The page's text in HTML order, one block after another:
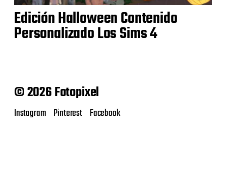
Edición Halloween Contenido
Personalizado Los Sims 4
© 2026 Fotopixel
Instagram Pinterest Facebook